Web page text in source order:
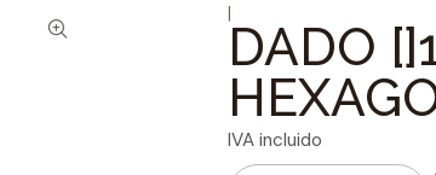
|
DADO
IVA incluido